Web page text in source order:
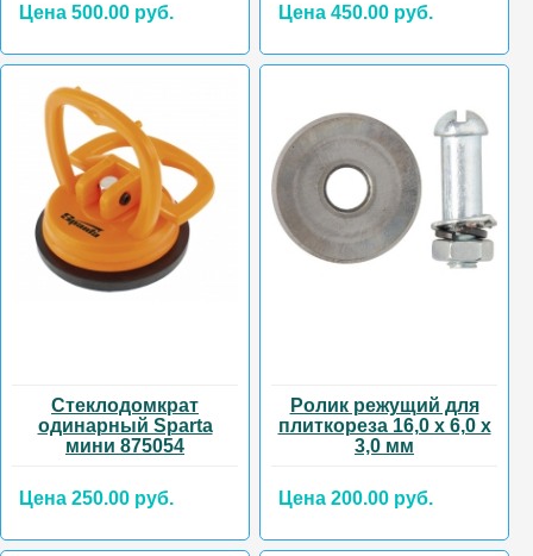
Цена 500.00 руб. Цена 450.00 руб.
Стеклодомкрат
одинарный Sparta
мини 875054
Цена 250.00 руб.
Ролик режущий для
плиткореза 16,0 х 6,0 х
3,0 мм
Цена 200.00 руб.